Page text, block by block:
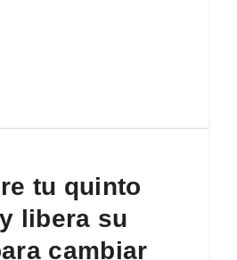
tu quinto
libera su
cambiar